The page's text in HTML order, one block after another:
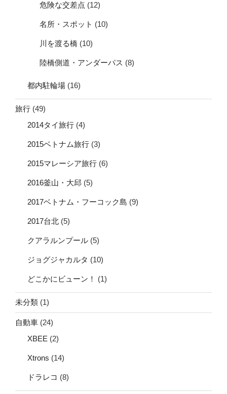
危険な交差点 (12)
名所・スポット (10)
川を渡る橋 (10)
陸橋側道・アンダーパス (8)
都内駐輪場 (16)
旅行 (49)
2014タイ旅行 (4)
2015ベトナム旅行 (3)
2015マレーシア旅行 (6)
2016釜山・大邱 (5)
2017ベトナム・フーコック島 (9)
2017台北 (5)
クアラルンプール (5)
ジョグジャカルタ (10)
どこかにビューン！ (1)
未分類 (1)
自動車 (24)
XBEE (2)
Xtrons (14)
ドラレコ (8)